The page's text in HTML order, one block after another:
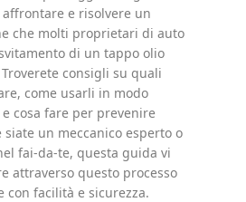
e risolvere un
che molti proprietari di auto
di un tappo olio
consigli su quali
come usarli in modo
cosa fare per prevenire
un meccanico esperto o
fai-da-te, questa guida vi
attraverso questo processo
con facilità e sicurezza.